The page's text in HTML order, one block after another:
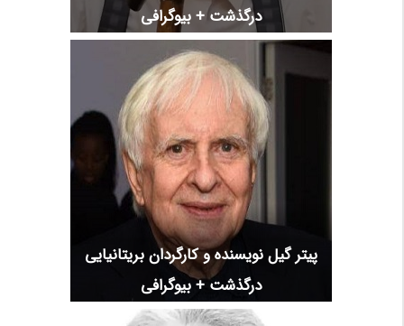
درگذشت + بیوگرافی
پیتر گیل نویسنده و کارگردان بریتانیایی
درگذشت + بیوگرافی